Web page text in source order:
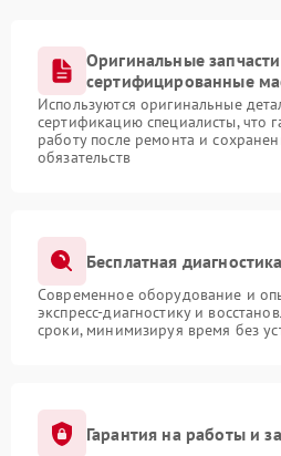
Оригинальные
сертифицированные
Используются оригинальные
сертификацию специалисты, что
работу после ремонта и
обязательств
Бесплатная
Современное оборудование и
экспресс-диагностику и
сроки, минимизируя время без
Гарантия на работы и